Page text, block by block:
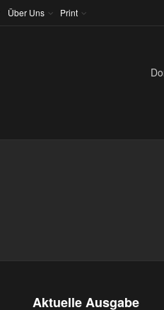
Über Uns Print
Aktuelle Ausgabe